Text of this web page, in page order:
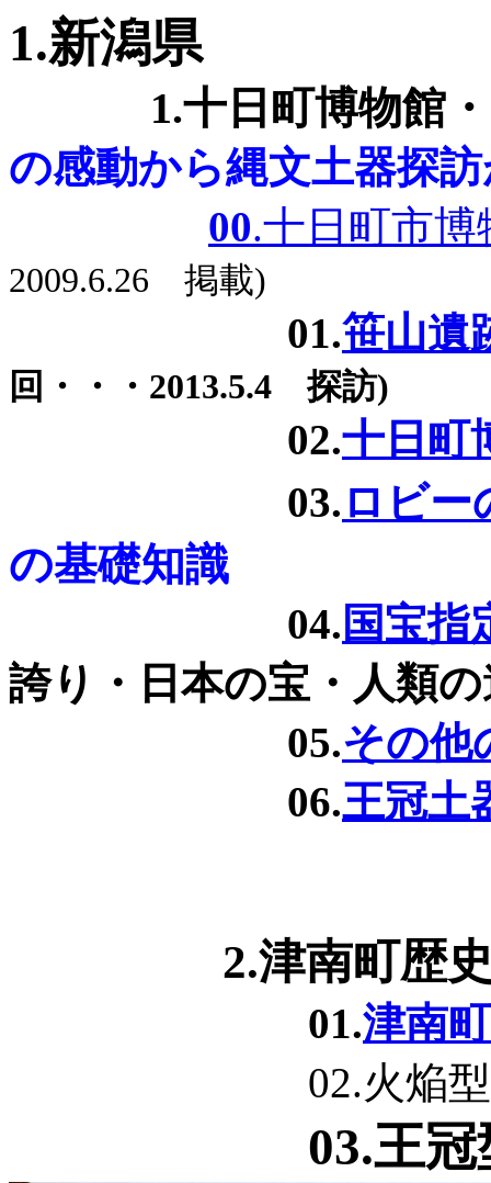
1.新潟県
1.十日町博物館
の感動から縄文土器探
00.十日町市
2009.6.26 掲載)
01.笹山遺
回・・・2013.5.4 探訪)
02.十日町
03. ロビー
の基礎知識
04. 国宝指
誇り・日本の宝・人類
05.その他
06.王冠土
2.津南町歴
01.津南
02.火焔型
03.王